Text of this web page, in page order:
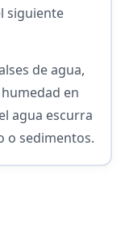
siguiente
de agua,
en
agua escurra
o sedimentos.